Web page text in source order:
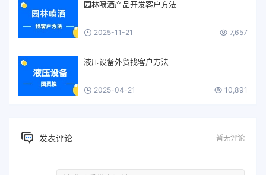
园林喷洒产品开发客户方法
2025-11-21 7,657
液压设备外贸找客户方法
2025-04-21 10,891
发表评论 暂无评论